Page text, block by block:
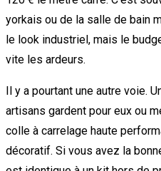
yorkais ou de la salle de bain
le look industriel, mais le
vite les ardeurs.
Il y a pourtant une autre voie.
artisans gardent pour eux ou
colle à carrelage haute
décoratif. Si vous avez la